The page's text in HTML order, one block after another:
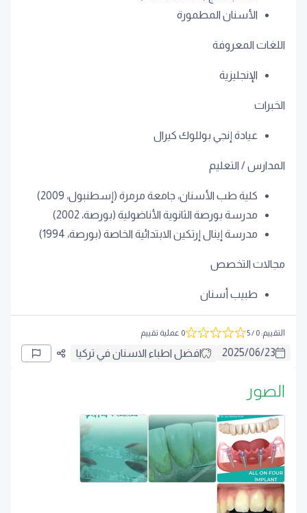
الأسنان المطمورة
اللغات المعروفة
الإنجليزية
الخبرات
عيادة إنجي بوللوك كيرال
المدارس / التعليم
كلية طب الأسنان، جامعة مرمرة (إسطنبول، 2009)
مدرسة بورصة الثانوية الأناضولية (بورصة، 2002)
مدرسة إينال إرتكين الابتدائية الخاصة (بورصة، 1994)
مجالات التخصص
طبيب أسنان
التقييم:
0
/ 5 0 عملية تقييم
2025/06/23 افضل اطباء الاسنان في تركيا
الصور